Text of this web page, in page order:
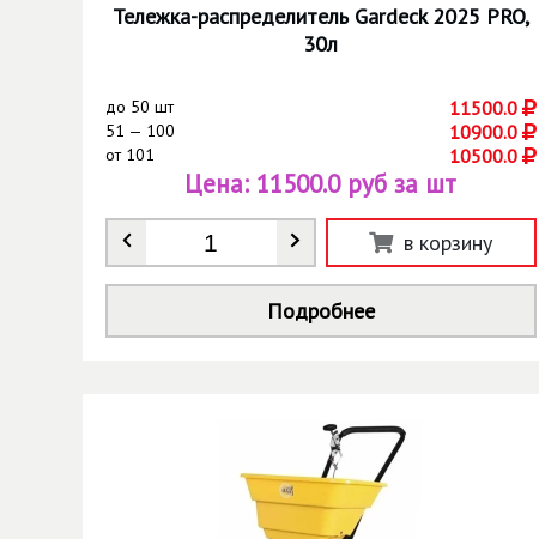
Тележка-распределитель Gardeck 2025 PRO,
30л
до 50 шт 11500.0
51 — 100 10900.0
от101 10500.0
Количество *
Цена: 11500.0 руб за шт
в корзину
Подробнее